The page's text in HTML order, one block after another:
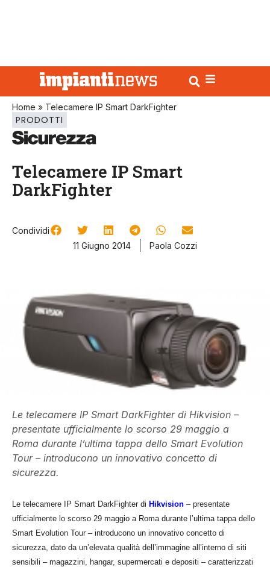
Home » Telecamere IP Smart DarkFighter
PRODOTTI
Telecamere IP Smart
DarkFighter
Condividi
11 Giugno 2014
Paola Cozzi
Le telecamere IP Smart DarkFighter di Hikvision –
presentate ufficialmente lo scorso 29 maggio a
Roma durante l’ultima tappa dello Smart Evolution
Tour – introducono un innovativo concetto di
sicurezza.
Le telecamere IP Smart DarkFighter di Hikvision – presentate
ufficialmente lo scorso 29 maggio a Roma durante l’ultima tappa dello
Smart Evolution Tour – introducono un innovativo concetto di
sicurezza, dato da un’elevata qualità dell’immagine all’interno di siti
sensibili – magazzini, hangar, supermercati e depositi – caratterizzati